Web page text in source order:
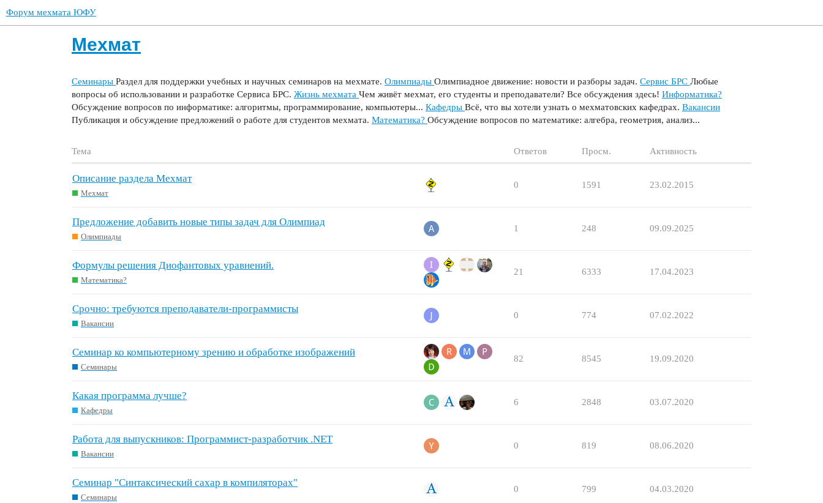
Форум мехмата ЮФУ
Мехмат
Семинары Раздел для поддержки учебных и научных семинаров на мехмате. Олимпиады Олимпиадное движение: новости и разборы задач. Сервис БРС Любые
вопросы об использовании и разработке Сервиса БРС. Жизнь мехмата Чем живёт мехмат, его студенты и преподаватели? Все обсуждения здесь! Информатика?
Обсуждение вопросов по информатике: алгоритмы, программирование, компьютеры... Кафедры Всё, что вы хотели узнать о мехматовских кафедрах. Вакансии
Публикация и обсуждение предложений о работе для студентов мехмата. Математика? Обсуждение вопросов по математике: алгебра, геометрия, анализ...
Тема Ответов Просм. Активность
Описание раздела Мехмат
Мехмат
0 1591 23.02.2015
Предложение добавить новые типы задач для Олимпиад
Олимпиады
1 248 09.09.2025
Формулы решения Диофантовых уравнений.
Математика?
21 6333 17.04.2023
Срочно: требуются преподаватели-программисты
Вакансии
0 774 07.02.2022
Семинар ко компьютерному зрению и обработке изображений
Семинары
82 8545 19.09.2020
Какая программа лучше?
Кафедры
6 2848 03.07.2020
Работа для выпускников: Программист-разработчик .NET
Вакансии
0 819 08.06.2020
Семинар "Синтаксический сахар в компиляторах"
Семинары
0 799 04.03.2020